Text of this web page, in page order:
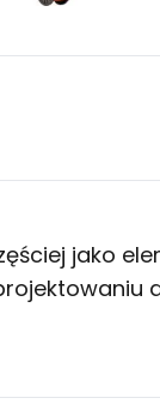
jako